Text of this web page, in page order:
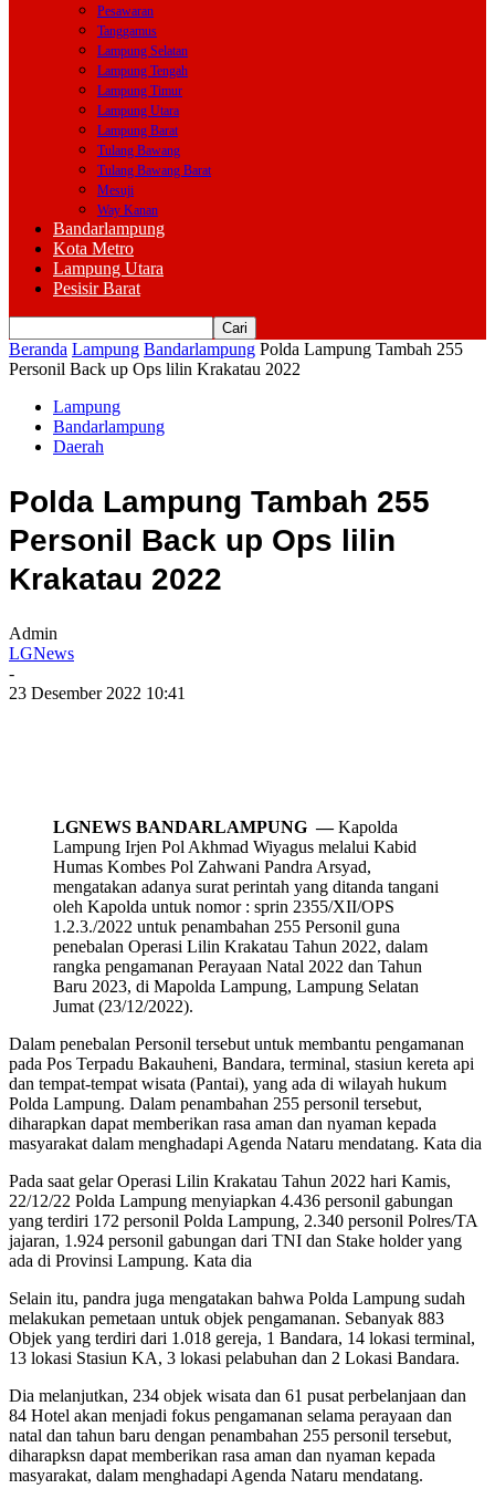
Pesawaran
Tanggamus
Lampung Selatan
Lampung Tengah
Lampung Timur
Lampung Utara
Lampung Barat
Tulang Bawang
Tulang Bawang Barat
Mesuji
Way Kanan
Bandarlampung
Kota Metro
Lampung Utara
Pesisir Barat
Beranda Lampung Bandarlampung Polda Lampung Tambah 255
Personil Back up Ops lilin Krakatau 2022
Lampung
Bandarlampung
Daerah
Polda Lampung Tambah 255
Personil Back up Ops lilin
Krakatau 2022
Admin
LGNews
-
23 Desember 2022 10:41
LGNEWS BANDARLAMPUNG —Kapolda
Lampung Irjen Pol Akhmad Wiyagus melalui Kabid
Humas Kombes Pol Zahwani Pandra Arsyad,
mengatakan adanya surat perintah yang ditanda tangani
oleh Kapolda untuk nomor : sprin 2355/XII/OPS
1.2.3./2022 untuk penambahan 255 Personil guna
penebalan Operasi Lilin Krakatau Tahun 2022, dalam
rangka pengamanan Perayaan Natal 2022 dan Tahun
Baru 2023, di Mapolda Lampung, Lampung Selatan
Jumat (23/12/2022).
Dalam penebalan Personil tersebut untuk membantu pengamanan
pada Pos Terpadu Bakauheni, Bandara, terminal, stasiun kereta api
dan tempat-tempat wisata (Pantai), yang ada di wilayah hukum
Polda Lampung. Dalam penambahan 255 personil tersebut,
diharapkan dapat memberikan rasa aman dan nyaman kepada
masyarakat dalam menghadapi Agenda Nataru mendatang. Kata dia
Pada saat gelar Operasi Lilin Krakatau Tahun 2022 hari Kamis,
22/12/22 Polda Lampung menyiapkan 4.436 personil gabungan
yang terdiri 172 personil Polda Lampung, 2.340 personil Polres/TA
jajaran, 1.924 personil gabungan dari TNI dan Stake holder yang
ada di Provinsi Lampung. Kata dia
Selain itu, pandra juga mengatakan bahwa Polda Lampung sudah
melakukan pemetaan untuk objek pengamanan. Sebanyak 883
Objek yang terdiri dari 1.018 gereja, 1 Bandara, 14 lokasi terminal,
13 lokasi Stasiun KA, 3 lokasi pelabuhan dan 2 Lokasi Bandara.
Dia melanjutkan, 234 objek wisata dan 61 pusat perbelanjaan dan
84 Hotel akan menjadi fokus pengamanan selama perayaan dan
natal dan tahun baru dengan penambahan 255 personil tersebut,
diharapksn dapat memberikan rasa aman dan nyaman kepada
masyarakat, dalam menghadapi Agenda Nataru mendatang.